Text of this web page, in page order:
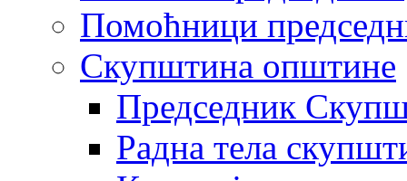
Помоћници
Скупштина општине
Председник
Радна тела